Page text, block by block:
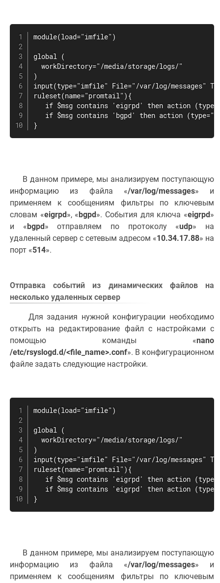
module(load="imfile")
global (
  workDirectory="/media/storage/logs/"
)
input(type="imfile" File="/var/log/messages"
ruleset(name="promtail"){
if $msg contains 'eigrpd' then action
if $msg contains 'bgpd' then action
}
В данном примере, мы анализируем поступающую
информацию из файла «/var/log/messages» и
применяем к сообщениям фильтры по ключевым
словам «eigrpd», «bgpd». События для ключа «eigrpd»
и «bgpd» отправляем по протоколу «udp» на
удаленный сервер с сетевым адресом «10.34.17.88» на
порт «514».
Отправка событий из динамических файлов на
несколько удаленных сервер
Для задания нужной конфигурации необходимо
открыть на редактирование файл с настройками с
помощью команды «nano
/etc/rsyslogd.d/<file_name>.conf». В конфигурационном
файле задать следующие настройки.
module(load="imfile")
global (
  workDirectory="/media/storage/logs/"
)
input(type="imfile" File="/var/log/messages"
ruleset(name="promtail"){
if $msg contains 'eigrpd' then action
if $msg contains 'eigrpd' then action
}
В данном примере, мы анализируем поступающую
информацию из файла «/var/log/messages» и
применяем к сообщениям фильтры по ключевым